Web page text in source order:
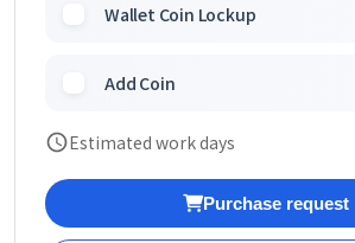
Wallet Coin Lockup
Add Coin
Estimated work days
Purchase request